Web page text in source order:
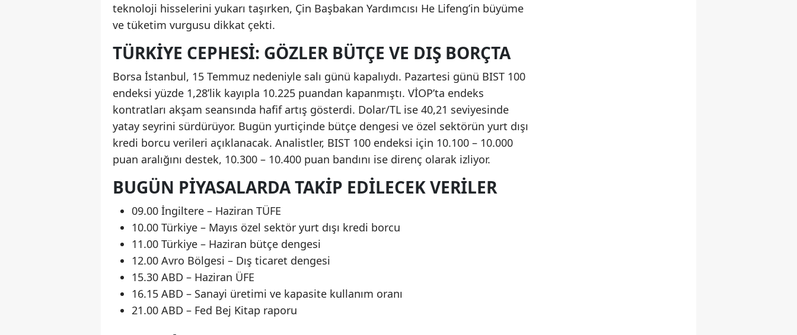
teknoloji hisselerini yukarı taşırken, Çin Başbakan Yardımcısı He Lifeng’in büyüme
ve tüketim vurgusu dikkat çekti.
TÜRKIYE CEPHESI: GÖZLER BÜTÇE VE DIŞ BORÇTA
Borsa İstanbul, 15 Temmuz nedeniyle salı günü kapalıydı. Pazartesi günü BIST 100
endeksi yüzde 1,28’lik kayıpla 10.225 puandan kapanmıştı. VİOP’ta endeks
kontratları akşam seansında hafif artış gösterdi. Dolar/TL ise 40,21 seviyesinde
yatay seyrini sürdürüyor. Bugün yurtiçinde bütçe dengesi ve özel sektörün yurt dışı
kredi borcu verileri açıklanacak. Analistler, BIST 100 endeksi için 10.100 – 10.000
puan aralığını destek, 10.300 – 10.400 puan bandını ise direnç olarak izliyor.
BUGÜN PIYASALARDA TAKIP EDILECEK VERILER
09.00 İngiltere – Haziran TÜFE
10.00 Türkiye – Mayıs özel sektör yurt dışı kredi borcu
11.00 Türkiye – Haziran bütçe dengesi
12.00 Avro Bölgesi – Dış ticaret dengesi
15.30 ABD – Haziran ÜFE
16.15 ABD – Sanayi üretimi ve kapasite kullanım oranı
21.00 ABD – Fed Bej Kitap raporu